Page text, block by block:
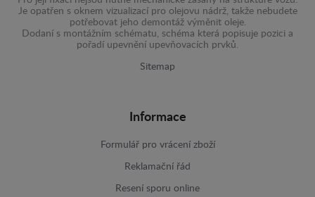
Je opatřen s oknem vizualizací pro olejovu nádrž, takže nebudete
potřebovat jeho demontáž výměnit oleje.
Dodaní s montážním schématu, schéma která popisuje pozici a
pořadí upevnění upevňovacích prvků.
Sitemap
Informace
Formulář pro vrácení zboží
Reklamační řád
Resení sporu online